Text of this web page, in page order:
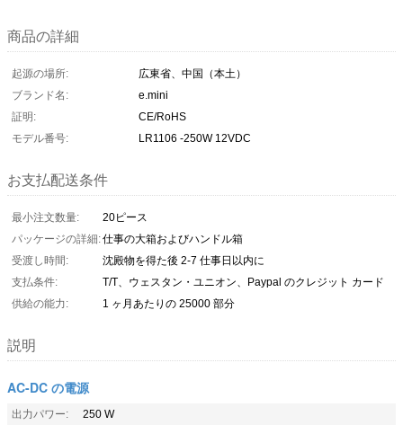
商品の詳細
起源の場所:
広東省、中国（本土）
ブランド名:
e.mini
証明:
CE/RoHS
モデル番号:
LR1106 -250W 12VDC
お支払配送条件
最小注文数量:
20ピース
パッケージの詳細:仕事の大箱およびハンドル箱
受渡し時間:
沈殿物を得た後 2-7 仕事日以内に
支払条件:
T/T、ウェスタン・ユニオン、Paypal のクレジット カード
供給の能力:
1 ヶ月あたりの 25000 部分
説明
AC-DC の電源
出力パワー:
250 W